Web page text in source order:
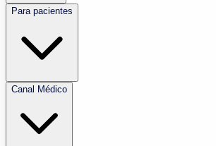
Para pacientes
Canal Médico